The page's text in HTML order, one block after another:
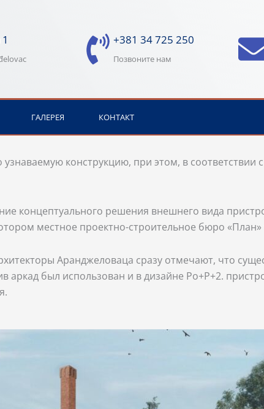
+381 34 725 250
Позвоните нам
ГАЛЕРЕЯ КОНТАКТ
конструкцию, при этом, в соответствии
концептуального решения внешнего вида
местное проектно-строительное бюро
Аранджеловаца сразу отмечают, что
был использован и в дизайне Po+P+2.